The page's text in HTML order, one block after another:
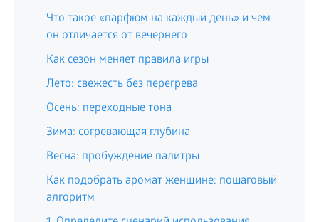
Что такое «парфюм на каждый день» и чем
он отличается от вечернего
Как сезон меняет правила игры
Лето: свежесть без перегрева
Осень: переходные тона
Зима: согревающая глубина
Весна: пробуждение палитры
Как подобрать аромат женщине: пошаговый
алгоритм